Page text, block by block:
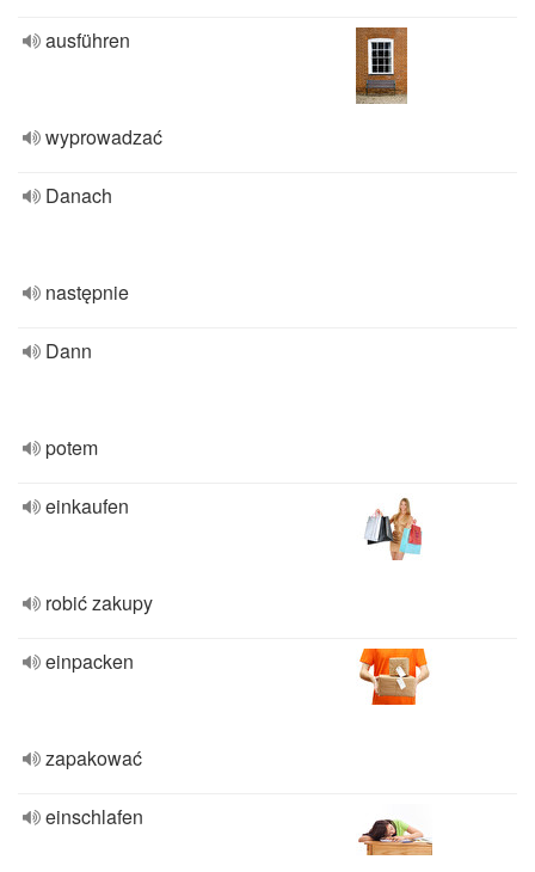
ausführen
wyprowadzać
Danach
następnie
Dann
potem
einkaufen
robić zakupy
einpacken
zapakować
einschlafen